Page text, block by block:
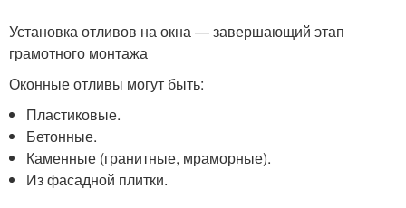
Установка отливов на окна — завершающий этап
грамотного монтажа
Оконные отливы могут быть:
Пластиковые.
Бетонные.
Каменные (гранитные, мраморные).
Из фасадной плитки.